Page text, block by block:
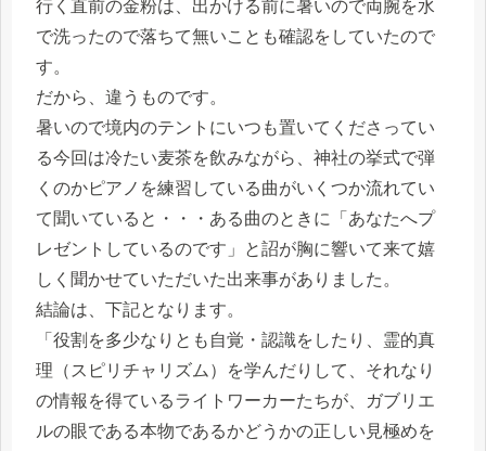
行く直前の金粉は、出かける前に暑いので両腕を水
で洗ったので落ちて無いことも確認をしていたので
す。
だから、違うものです。
暑いので境内のテントにいつも置いてくださってい
る今回は冷たい麦茶を飲みながら、神社の挙式で弾
くのかピアノを練習している曲がいくつか流れてい
て聞いていると・・・ある曲のときに「あなたへプ
レゼントしているのです」と詔が胸に響いて来て嬉
しく聞かせていただいた出来事がありました。
結論は、下記となります。
「役割を多少なりとも自覚・認識をしたり、霊的真
理（スピリチャリズム）を学んだりして、それなり
の情報を得ているライトワーカーたちが、ガブリエ
ルの眼である本物であるかどうかの正しい見極めを